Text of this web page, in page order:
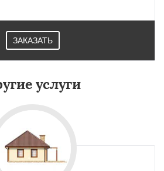
ЗАКАЗАТЬ
услуги